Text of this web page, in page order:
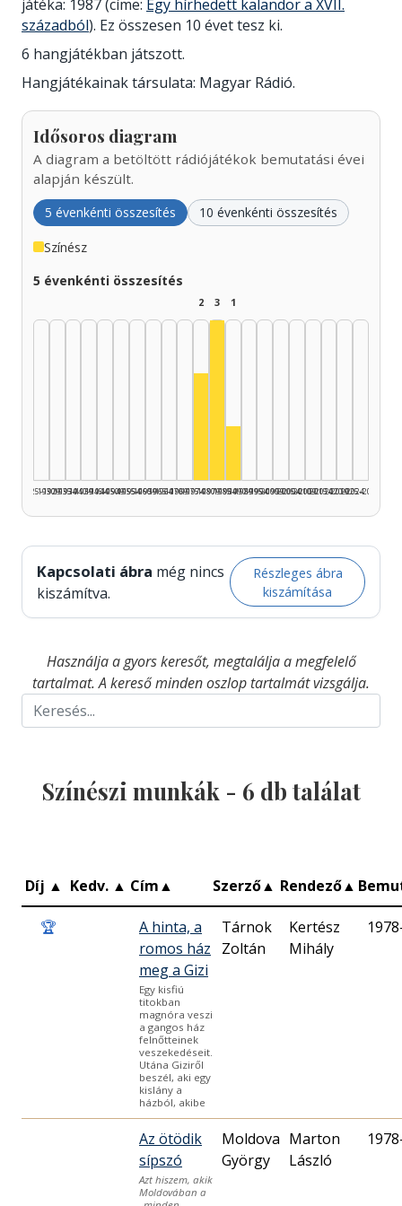
játéka: 1987 (címe: Egy hírhedett kalandor a XVII.
századból). Ez összesen 10 évet tesz ki.
6 hangjátékban játszott.
Hangjátékainak társulata: Magyar Rádió.
Idősoros diagram
A diagram a betöltött rádiójátékok bemutatási évei
alapján készült.
5 évenkénti összesítés 10 évenkénti összesítés
Színész
5 évenkénti összesítés
1925–1929
1930–1934
1935–1939
1940–1944
1945–1949
1950–1954
1955–1959
1960–1964
1965–1969
1970–1974
2
1975–1979
3
1980–1984
1
1985–1989
1990–1994
1995–1999
2000–2004
2005–2009
2010–2014
2015–2019
2020–2024
2025–2026
Kapcsolati ábra még nincs
kiszámítva.
Részleges ábra
kiszámítása
Használja a gyors keresőt, megtalálja a megfelelő
tartalmat. A kereső minden oszlop tartalmát vizsgálja.
Színészi munkák - 6 db találat
Díj ▲ Kedv. ▲ Cím▲ Szerző▲ Rendező▲
🏆
A hinta, a
romos ház
meg a Gizi
Egy kisfiú
titokban
magnóra veszi
a gangos ház
felnőtteinek
veszekedéseit.
Utána Giziről
beszél, aki egy
kislány a
házból, akibe
Tárnok
Zoltán
Kertész
Mihály
Az ötödik
sípszó
Azt hiszem, akik
Moldovában a
Moldova
György
Marton
László